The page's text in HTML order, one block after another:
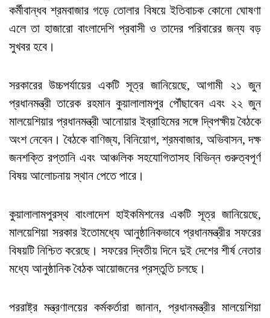
কর্মীবান্ধব শ্রমবাজার গড়ে তোলার বিষয়ে ইতিবাচক কোনো ঘোষণা
এলে তা হাজারো বাংলাদেশি প্রবাসী ও তাদের পরিবারের জন্য বড়
সুখবর হবে।
সরকারের উচ্চপর্যায়ের একটি সূত্র জানিয়েছে, আগামী ২১ জুন
প্রধানমন্ত্রী তারেক রহমান কুয়ালালামপুর পৌঁছাবেন এবং ২২ জুন
মালয়েশিয়ার প্রধানমন্ত্রী আনোয়ার ইব্রাহিমের সঙ্গে দ্বিপক্ষীয় বৈঠকে
অংশ নেবেন। বৈঠকে বাণিজ্য, বিনিয়োগ, শ্রমবাজার, অভিবাসন, দক্ষ
জনশক্তি রপ্তানি এবং আঞ্চলিক সহযোগিতাসহ বিভিন্ন গুরুত্বপূর্ণ
বিষয় আলোচনায় স্থান পেতে পারে।
কুয়ালালামপুরস্থ বাংলাদেশ হাইকমিশনের একটি সূত্র জানিয়েছে,
মালয়েশিয়া সরকার ইতোমধ্যে আনুষ্ঠানিকভাবে প্রধানমন্ত্রীর সফরের
বিষয়টি নিশ্চিত করেছে। সফরের দ্বিতীয় দিনে দুই দেশের শীর্ষ নেতার
মধ্যে আনুষ্ঠানিক বৈঠক আয়োজনের প্রস্তুতি চলছে।
পররাষ্ট্র মন্ত্রণালয়ের কর্মকর্তারা জানান, প্রধানমন্ত্রীর মালয়েশিয়া